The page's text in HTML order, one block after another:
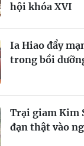
hội khóa XVI
Ia Hiao đẩy
trong bồi
Trại giam Kim
đạn thật vào